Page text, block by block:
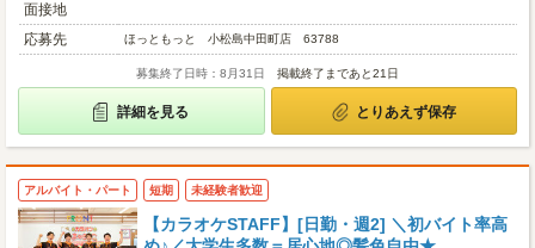
面接地
応募先
ほっともっと 小松島中田町店 63788
募集終了日時：8月31日 掲載終了まであと21日
詳細を見る とりあえず保存
アルバイト・パート 短期 未経験者歓迎
【カラオケSTAFF】[日勤・週2] ＼初バイト率高